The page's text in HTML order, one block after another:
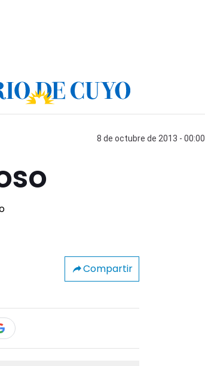
8 de octubre de 2013 - 00:00
Compartir